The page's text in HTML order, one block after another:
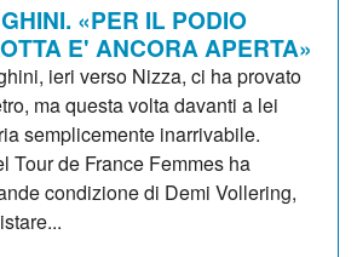
«PER IL PODIO
E' ANCORA APERTA»
ieri verso Nizza, ci ha provato
ma questa volta davanti a lei
semplicemente inarrivabile.
Tour de France Femmes ha
condizione di Demi Vollering,